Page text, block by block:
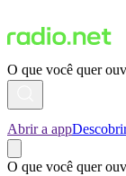
O que você quer
Abrir a app
O que você quer